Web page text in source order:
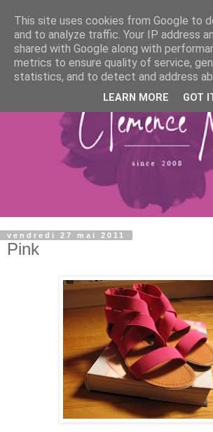
vendredi 27 mai 2011
Pink
This site uses cookies from Google to
and to analyze traffic. Your IP address
shared with Google along with
metrics to ensure quality of service,
statistics, and to detect and address
LEARN MORE GOT